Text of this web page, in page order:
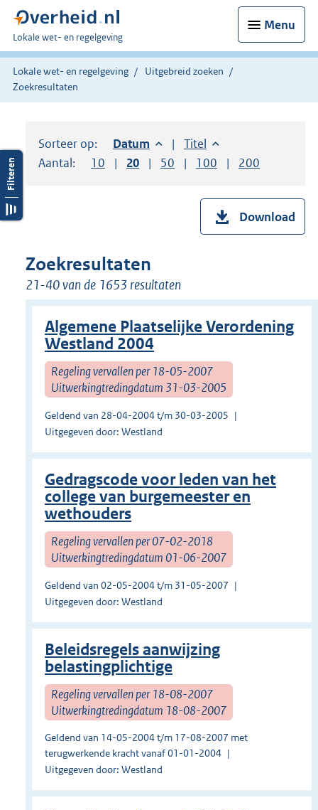
Menu
U
bent
hier:
Lokale wet- en regelgeving
Lokale wet- en regelgeving
Uitgebreid zoeken
Zoekresultaten
Sorteer op: Sorteer op:
Datum aflopendSorteer op:
Titel oplopend
Aantal:
Toon
10 resultaten per pagina
Toon
20 resultaten per pagina
Toon
50 resultaten per pagina
Toon
100 resultaten per
Toon
200
Download
Zoekresultaten
21-40 van de 1653 resultaten
Algemene Plaatselijke Verordening
Westland 2004
Regeling vervallen per 18-05-2007
Uitwerkingtredingdatum 31-03-2005
Geldend van 28-04-2004 t/m 30-03-2005
Uitgegeven door: Westland
Gedragscode voor leden van het
college van burgemeester en
wethouders
Regeling vervallen per 07-02-2018
Uitwerkingtredingdatum 01-06-2007
Geldend van 02-05-2004 t/m 31-05-2007
Uitgegeven door: Westland
Beleidsregels aanwijzing
belastingplichtige
Regeling vervallen per 18-08-2007
Uitwerkingtredingdatum 18-08-2007
Geldend van 14-05-2004 t/m 17-08-2007 met
terugwerkende kracht vanaf 01-01-2004
Uitgegeven door: Westland